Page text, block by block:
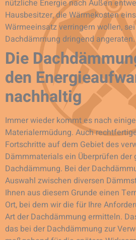
nützliche Energie nach Außen
Hausbesitzer, die Wärmekosten
Wärmeeinsatz verringern wollen,
Dachdämmung dringend angeraten.
Die
den
nachhaltig
Immer wieder kommt es nach
Materialermüdung. Auch
Fortschritte auf dem Gebiet des
Dämmmaterials ein Überprüfen der
Dachdämmung. Bei der
Auswahl zwischen diversen
Ihnen aus diesem Grunde einen
Ort, bei dem wir die für Ihre
Art der Dachdämmung ermitteln.
das bei der Dachdämmung zur